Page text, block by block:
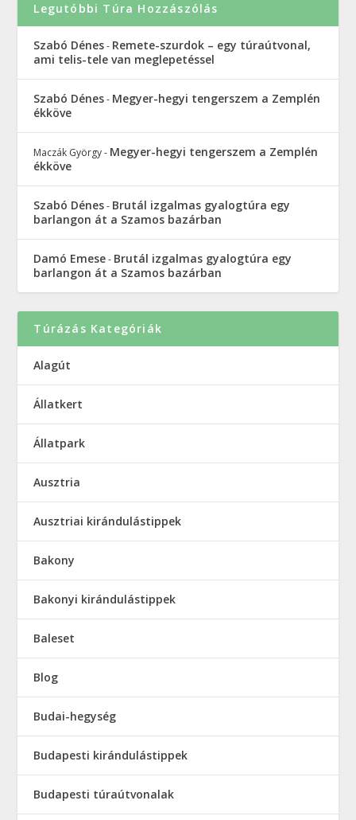
Legutóbbi Túra Hozzászólás
Szabó Dénes- Remete-szurdok – egy túraútvonal,
ami telis-tele van meglepetéssel
Szabó Dénes- Megyer-hegyi tengerszem a Zemplén
ékköve
Maczák György- Megyer-hegyi tengerszem a Zemplén
ékköve
Szabó Dénes- Brutál izgalmas gyalogtúra egy
barlangon át a Szamos bazárban
Damó Emese- Brutál izgalmas gyalogtúra egy
barlangon át a Szamos bazárban
Túrázás Kategóriák
Alagút
Állatkert
Állatpark
Ausztria
Ausztriai kirándulástippek
Bakony
Bakonyi kirándulástippek
Baleset
Blog
Budai-hegység
Budapesti kirándulástippek
Budapesti túraútvonalak